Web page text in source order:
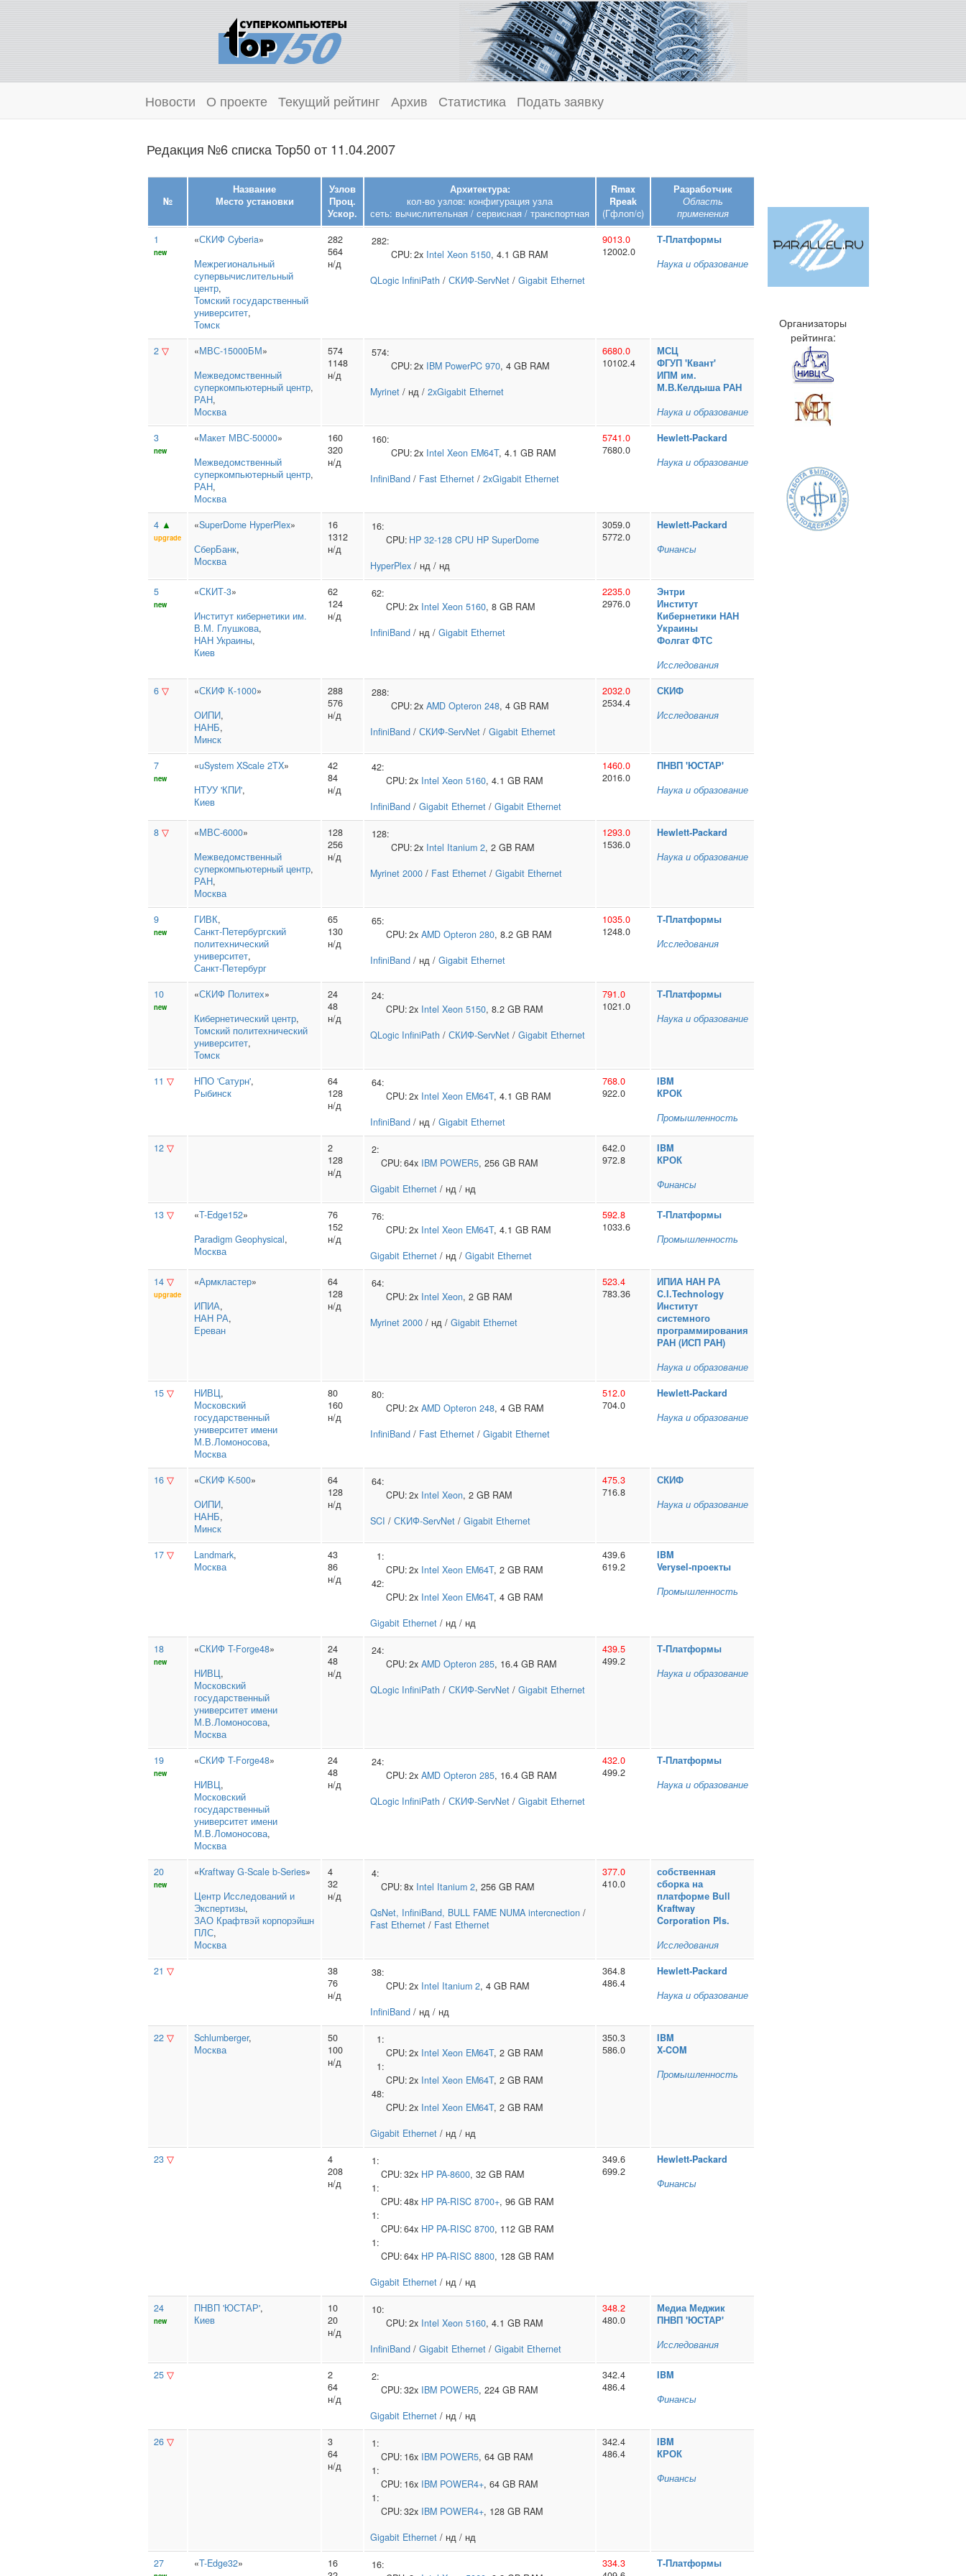
Новости О проекте Текущий рейтинг Архив Статистика Подать заявку
Редакция №6 списка Top50 от 11.04.2007
№
Название
Место установки
Узлов
Проц.
Ускор.
Архитектура:
кол-во узлов: конфигурация узла
сеть: вычислительная / сервисная / транспортная
Rmax
Rpeak
(Гфлоп/c)
Разработчик
Область
применения
1
new
«СКИФ Cyberia»
Межрегиональный
супервычислительный
центр,
Томский государственный
университет,
Томск
282
564
н/д
282:
CPU:2x Intel Xeon 5150, 4.1 GB RAM
QLogic InfiniPath / СКИФ-ServNet / Gigabit Ethernet
9013.0
12002.0
Т‑Платформы
Наука и образование
2 ▽ «МВС-15000БМ»
Межведомственный
суперкомпьютерный центр,
РАН,
Москва
574
1148
н/д
574:
CPU:2x IBM PowerPC 970, 4 GB RAM
Myrinet / нд / 2xGigabit Ethernet
6680.0
10102.4
МСЦ
ФГУП 'Квант'
ИПМ им.
М.В.Келдыша РАН
Наука и образование
3
new
«Макет МВС-50000»
Межведомственный
суперкомпьютерный центр,
РАН,
Москва
160
320
н/д
160:
CPU:2x Intel Xeon EM64T, 4.1 GB RAM
InfiniBand / Fast Ethernet / 2xGigabit Ethernet
5741.0
7680.0
Hewlett‑Packard
Наука и образование
4 ▲
upgrade
«SuperDome HyperPlex»
СберБанк,
Москва
16
1312
н/д
16:
CPU: HP 32-128 CPU HP SuperDome
HyperPlex / нд / нд
3059.0
5772.0
Hewlett‑Packard
Финансы
5
new
«СКИТ-3»
Институт кибернетики им.
В.М. Глушкова,
НАН Украины,
Киев
62
124
н/д
62:
CPU:2x Intel Xeon 5160, 8 GB RAM
InfiniBand / нд / Gigabit Ethernet
2235.0
2976.0
Энтри
Институт
Кибернетики НАН
Украины
Фолгат ФТС
Исследования
6 ▽ «СКИФ К-1000»
ОИПИ,
НАНБ,
Минск
288
576
н/д
288:
CPU:2x AMD Opteron 248, 4 GB RAM
InfiniBand / СКИФ-ServNet / Gigabit Ethernet
2032.0
2534.4
СКИФ
Исследования
7
new
«uSystem XScale 2TX»
НТУУ 'КПИ',
Киев
42
84
н/д
42:
CPU:2x Intel Xeon 5160, 4.1 GB RAM
InfiniBand / Gigabit Ethernet / Gigabit Ethernet
1460.0
2016.0
ПНВП 'ЮСТАР'
Наука и образование
8 ▽ «МВС-6000»
Межведомственный
суперкомпьютерный центр,
РАН,
Москва
128
256
н/д
128:
CPU:2x Intel Itanium 2, 2 GB RAM
Myrinet 2000 / Fast Ethernet / Gigabit Ethernet
1293.0
1536.0
Hewlett‑Packard
Наука и образование
9
new
ГИВК,
Санкт‑Петербургский
политехнический
университет,
Санкт-Петербург
65
130
н/д
65:
CPU:2x AMD Opteron 280, 8.2 GB RAM
InfiniBand / нд / Gigabit Ethernet
1035.0
1248.0
Т‑Платформы
Исследования
10
new
«СКИФ Политех»
Кибернетический центр,
Томский политехнический
университет,
Томск
24
48
н/д
24:
CPU:2x Intel Xeon 5150, 8.2 GB RAM
QLogic InfiniPath / СКИФ-ServNet / Gigabit Ethernet
791.0
1021.0
Т‑Платформы
Наука и образование
11 ▽ НПО 'Сатурн',
Рыбинск
64
128
н/д
64:
CPU:2x Intel Xeon EM64T, 4.1 GB RAM
InfiniBand / нд / Gigabit Ethernet
768.0
922.0
IBM
КРОК
Промышленность
12 ▽
2
128
н/д
2:
CPU:64x IBM POWER5, 256 GB RAM
Gigabit Ethernet / нд / нд
642.0
972.8
IBM
КРОК
Финансы
13 ▽ «T-Edge152»
Paradigm Geophysical,
Москва
76
152
н/д
76:
CPU:2x Intel Xeon EM64T, 4.1 GB RAM
Gigabit Ethernet / нд / Gigabit Ethernet
592.8
1033.6
Т‑Платформы
Промышленность
14 ▽
upgrade
«Армкластер»
ИПИА,
НАН РА,
Ереван
64
128
н/д
64:
CPU:2x Intel Xeon, 2 GB RAM
Myrinet 2000 / нд / Gigabit Ethernet
523.4
783.36
ИПИА НАН РА
C.I.Technology
Институт
системного
программирования
РАН (ИСП РАН)
Наука и образование
15 ▽ НИВЦ,
Московский
государственный
университет имени
М.В.Ломоносова,
Москва
80
160
н/д
80:
CPU:2x AMD Opteron 248, 4 GB RAM
InfiniBand / Fast Ethernet / Gigabit Ethernet
512.0
704.0
Hewlett‑Packard
Наука и образование
16 ▽ «СКИФ K-500»
ОИПИ,
НАНБ,
Минск
64
128
н/д
64:
CPU:2x Intel Xeon, 2 GB RAM
SCI / СКИФ-ServNet / Gigabit Ethernet
475.3
716.8
СКИФ
Наука и образование
17 ▽ Landmark,
Москва
43
86
н/д
1:
CPU:2x Intel Xeon EM64T, 2 GB RAM
42:
CPU:2x Intel Xeon EM64T, 4 GB RAM
Gigabit Ethernet / нд / нд
439.6
619.2
IBM
Verysel‑проекты
Промышленность
18
new
«СКИФ T-Forge48»
НИВЦ,
Московский
государственный
университет имени
М.В.Ломоносова,
Москва
24
48
н/д
24:
CPU:2x AMD Opteron 285, 16.4 GB RAM
QLogic InfiniPath / СКИФ-ServNet / Gigabit Ethernet
439.5
499.2
Т‑Платформы
Наука и образование
19
new
«СКИФ T-Forge48»
НИВЦ,
Московский
государственный
университет имени
М.В.Ломоносова,
Москва
24
48
н/д
24:
CPU:2x AMD Opteron 285, 16.4 GB RAM
QLogic InfiniPath / СКИФ-ServNet / Gigabit Ethernet
432.0
499.2
Т‑Платформы
Наука и образование
20
new
«Kraftway G-Scale b-Series»
Центр Исследований и
Экспертизы,
ЗАО Крафтвэй корпорэйшн
ПЛС,
Москва
4
32
н/д
4:
CPU:8x Intel Itanium 2, 256 GB RAM
QsNet, InfiniBand, BULL FAME NUMA intercnection /
Fast Ethernet / Fast Ethernet
377.0
410.0
собственная
сборка на
платформе Bull
Kraftway
Corporation Pls.
Исследования
21 ▽
38
76
н/д
38:
CPU:2x Intel Itanium 2, 4 GB RAM
InfiniBand / нд / нд
364.8
486.4
Hewlett‑Packard
Наука и образование
22 ▽ Schlumberger,
Москва
50
100
н/д
1:
CPU:2x Intel Xeon EM64T, 2 GB RAM
1:
CPU:2x Intel Xeon EM64T, 2 GB RAM
48:
CPU:2x Intel Xeon EM64T, 2 GB RAM
Gigabit Ethernet / нд / нд
350.3
586.0
IBM
X‑COM
Промышленность
23 ▽
4
208
н/д
1:
CPU:32x HP PA-8600, 32 GB RAM
1:
CPU:48x HP PA-RISC 8700+, 96 GB RAM
1:
CPU:64x HP PA-RISC 8700, 112 GB RAM
1:
CPU:64x HP PA-RISC 8800, 128 GB RAM
Gigabit Ethernet / нд / нд
349.6
699.2
Hewlett‑Packard
Финансы
24
new
ПНВП 'ЮСТАР',
Киев
10
20
н/д
10:
CPU:2x Intel Xeon 5160, 4.1 GB RAM
InfiniBand / Gigabit Ethernet / Gigabit Ethernet
348.2
480.0
Медиа Меджик
ПНВП 'ЮСТАР'
Исследования
25 ▽
2
64
н/д
2:
CPU:32x IBM POWER5, 224 GB RAM
Gigabit Ethernet / нд / нд
342.4
486.4
IBM
Финансы
26 ▽
3
64
н/д
1:
CPU: 16x IBM POWER5, 64 GB RAM
1:
CPU: 16x IBM POWER4+, 64 GB RAM
1:
CPU:32x IBM POWER4+, 128 GB RAM
Gigabit Ethernet / нд / нд
342.4
486.4
IBM
КРОК
Финансы
27 «T-Edge32»
16
16:
334.3
Т‑Платформы
Организаторы
рейтинга: